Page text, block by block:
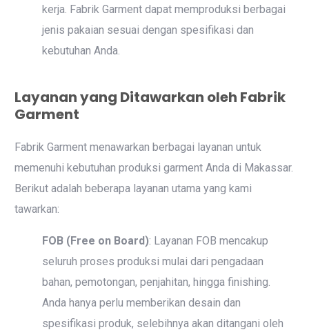
kerja. Fabrik Garment dapat memproduksi berbagai
jenis pakaian sesuai dengan spesifikasi dan
kebutuhan Anda.
Layanan yang Ditawarkan oleh Fabrik
Garment
Fabrik Garment menawarkan berbagai layanan untuk
memenuhi kebutuhan produksi garment Anda di Makassar.
Berikut adalah beberapa layanan utama yang kami
tawarkan:
FOB (Free on Board): Layanan FOB mencakup
seluruh proses produksi mulai dari pengadaan
bahan, pemotongan, penjahitan, hingga finishing.
Anda hanya perlu memberikan desain dan
spesifikasi produk, selebihnya akan ditangani oleh